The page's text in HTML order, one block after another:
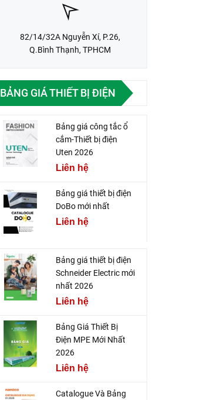
82/14/32A Nguyễn Xí, P.26,
Q.Bình Thạnh, TPHCM
BẢNG GIÁ THIẾT BỊ ĐIỆN
Bảng giá công tắc ổ
cắm-Thiết bị điện
Uten 2026
Liên hệ
Bảng giá thiết bị điện
DoBo mới nhất
Liên hệ
Bảng giá thiết bị điện
Schneider Electric mới
nhất 2026
Liên hệ
Bảng Giá Thiết Bị
Điện MPE Mới Nhất
2026
Liên hệ
Catalogue Và Bảng